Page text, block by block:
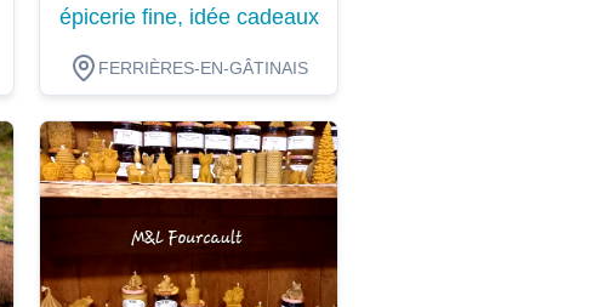
épicerie fine, idée cadeaux
FERRIÈRES-EN-GÂTINAIS
Dégustation